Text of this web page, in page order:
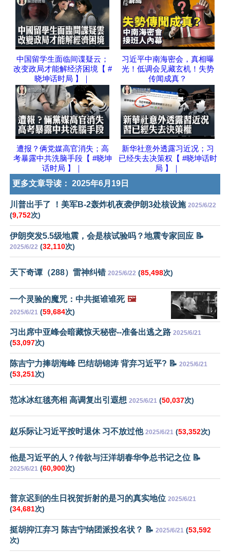
中国留学生面临间谍疑云；
改变政局才能解经济困境【 #
晓坤话时局 】｜
习近平中南海密会，真相曝
光！低调会见藏玄机！失势
传闻成真？
遭报？俩党媒高官消失；高
考暴露中共洗脑手段【 #晓坤
话时局 】｜
新华社意外透露习近况；习
已经失去决策权【 #晓坤话时
局 】｜
更多文章导读： 2025年6月19日
川普出手了 ！美军B-2轰炸机夜袭伊朗3处核设施 2025/6/22
(9,752次)
伊朗突发5.5级地震，会是核试验吗？地震专家回应 📝
2025/6/22 (32,110次)
天下奇谭（288）雷神纠错 2025/6/22 (85,498次)
一个灵验的魔咒：中共挺谁谁死 🖼️
2025/6/21 (59,684次)
习出席中亚峰会暗藏惊天秘密--准备出逃之路 2025/6/21
(53,097次)
陈吉宁力捧胡海峰 巴结胡锦涛 背弃习近平? 📝 2025/6/21
(53,251次)
范冰冰红毯亮相 高调复出引遐想 2025/6/21 (50,037次)
赵乐际让习近平按时退休 习不放过他 2025/6/21 (53,352次)
他是习近平的人？传欲与汪洋胡春华争总书记之位 📝
2025/6/21 (60,900次)
普京迟到的生日祝贺折射的是习的真实地位 2025/6/21
(34,681次)
挺胡抑江弃习 陈吉宁纳团派投名状？ 📝 2025/6/21 (53,592
次)